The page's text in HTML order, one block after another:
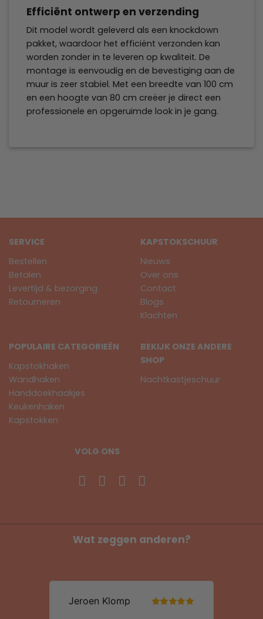
Efficiënt ontwerp en verzending
Dit model wordt geleverd als een knockdown
pakket, waardoor het efficiënt verzonden kan
worden zonder in te leveren op kwaliteit. De
montage is eenvoudig en de bevestiging aan de
muur is zeer stabiel. Met een breedte van 100 cm
en een hoogte van 80 cm creëer je direct een
professionele en opgeruimde look in je gang.
SERVICE
Bestellen
Betalen
Levertijd & bezorging
Retourneren
KAPSTOKSCHUUR
Nieuws
Over ons
Contact
Blogs
Klachten
POPULAIRE CATEGORIEËN
Kapstokhaken
Wandhaken
Handdoekhaakjes
Keukenhaken
Kapstokken
BEKIJK ONZE ANDERE
SHOP
Nachtkastjeschuur
VOLG ONS
Wat zeggen anderen?